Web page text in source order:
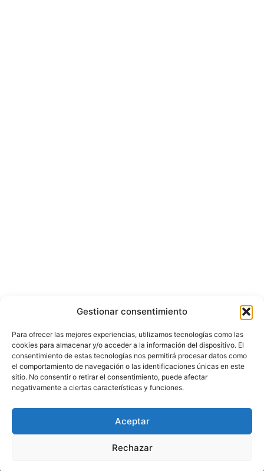
Gestionar consentimiento
Para ofrecer las mejores experiencias, utilizamos tecnologías como las
cookies para almacenar y/o acceder a la información del dispositivo. El
consentimiento de estas tecnologías nos permitirá procesar datos como
el comportamiento de navegación o las identificaciones únicas en este
sitio. No consentir o retirar el consentimiento, puede afectar
negativamente a ciertas características y funciones.
Aceptar
Rechazar
Internacional